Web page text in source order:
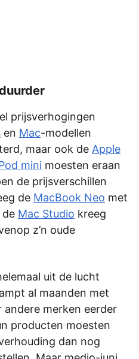
prijsverhogingen
en Mac-modellen
maar ook de Apple
mini moesten eraan
de prijsverschillen
de MacBook Neo met
de Mac Studio kreeg
z’n oude
uit de lucht
al maanden met
merken eerder
producten moesten
dan nog